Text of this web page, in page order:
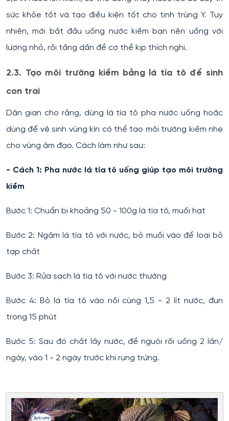
sức khỏe tốt và tạo điều kiện tốt cho tinh trùng Y. Tuy
nhiên, mới bắt đầu uống nước kiềm bạn nên uống với
lượng nhỏ, rồi tăng dần để cơ thể kịp thích nghi.
2.3. Tạo môi trường kiềm bằng lá tía tô để sinh
con trai
Dân gian cho rằng, dùng lá tía tô pha nước uống hoặc
dùng để vệ sinh vùng kín có thể tạo môi trường kiềm nhẹ
cho vùng âm đạo. Cách làm như sau:
- Cách 1: Pha nước lá tía tô uống giúp tạo môi trường
kiềm
Bước 1: Chuẩn bị khoảng 50 - 100g lá tía tô, muối hạt
Bước 2: Ngâm lá tía tô với nước, bỏ muối vào để loại bỏ
tạp chất
Bước 3: Rửa sạch lá tía tô với nước thường
Bước 4: Bỏ lá tía tô vào nồi cùng 1,5 - 2 lít nước, đun
trong 15 phút
Bước 5: Sau đó chắt lấy nước, để nguội rồi uống 2 lần/
ngày, vào 1 - 2 ngày trước khi rụng trứng.